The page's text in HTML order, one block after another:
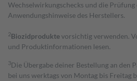
Wechselwirkungschecks und die Prüfung
Anwendungshinweise des Herstellers.
2Biozidproduktevorsichtig verwenden.
und Produktinformationen lesen.
3Die Übergabe deiner Bestellung an den
bei uns werktags von Montag bis Freitag